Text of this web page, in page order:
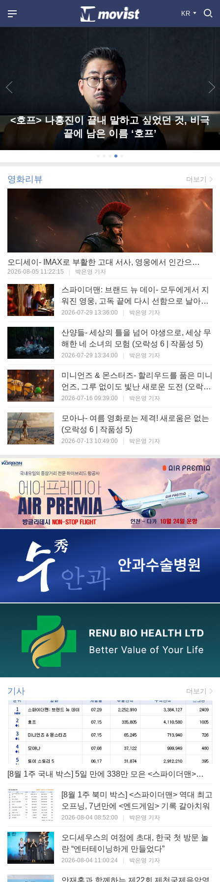
KR
<호프> 나홍진이 끝내 말하고 싶었던 것, 비극
끝에 남은 이름 ‘호프’
영화리뷰 더보기
오디세이- IMAX로 부활한 고대 서사, 영웅에서 인간으로의 귀환 (오락성 9 | 작품성 9)
2026-08-05 11:22:15 박은영 기자
스파이더맨: 브랜드 뉴 데이- 모두에게서 지
워진 영웅, 고독 끝에 다시 선함으로 날아오
르다 (오락성 8 | 작품성 8)
2026-07-29 13:36:00 박은영 기자
산양들- 세상의 틀을 넘어 야생으로, 세상 무
해한 네 소녀의 모험 (오락성 6 | 작품성 5)
2026-07-29 13:34:00 박은영 기자
미니언즈 & 몬스터즈- 할리우드를 품은 미니
언즈, 그루 없이도 빛난 새로운 도전 (오락성
7 | 작품성 6)
2026-07-16 09:39:00 박은영 기자
모아나- 여름 영화로는 제격! 새로움은 없는
(오락성 6 | 작품성 5)
2026-07-13 10:49:00 박은영 기자
기사 더보기
[8월 1주 국내 박스] 5일 만에 338만 모은 <스파이더맨> 극장가 235% 대반등, <호프>는 400만 돌파
[8월 1주 북미 박스] <스파이더맨> 역대 최고
오프닝, 7년만에 <엔드게임> 기록 갈아치워
2026-08-04 08:52:00 | 박은영 기자
오디세우스의 여정에 초대, 한국 첫 방문 놀
란 “엔터테이닝하게 만들었다”
2026-08-04 11:00:24 | 박은영 기자
안재홍과 함께하는 제22회 제천국제음악영